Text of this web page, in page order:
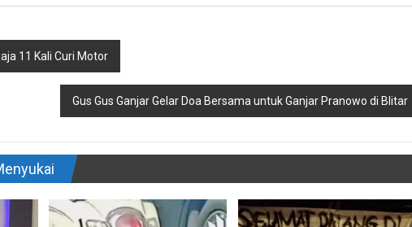
11 Kali Curi Motor
Gus Gus Ganjar Gelar Doa Bersama untuk Ganjar Pranowo di Blitar